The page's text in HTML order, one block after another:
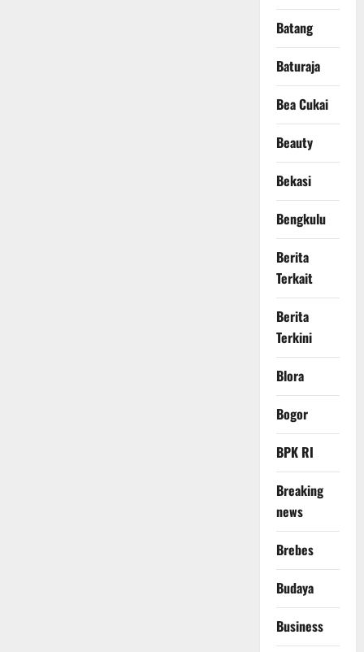
Batang
Baturaja
Bea Cukai
Beauty
Bekasi
Bengkulu
Berita
Terkait
Berita
Terkini
Blora
Bogor
BPK RI
Breaking
news
Brebes
Budaya
Business